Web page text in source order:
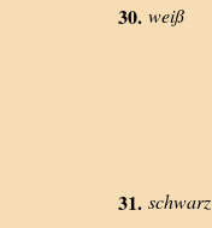
30. weiß
31. schwarz